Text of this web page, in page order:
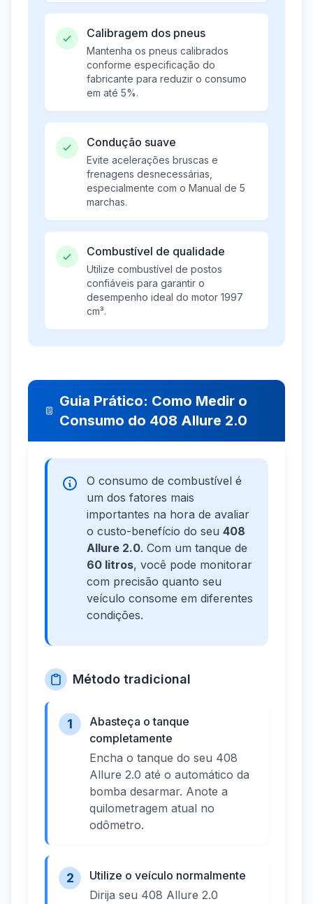
Calibragem dos pneus
Mantenha os pneus calibrados
conforme especificação do
fabricante para reduzir o consumo
em até 5%.
Condução suave
Evite acelerações bruscas e
frenagens desnecessárias,
especialmente com o Manual de 5
marchas.
Combustível de qualidade
Utilize combustível de postos
confiáveis para garantir o
desempenho ideal do motor 1997
cm³.
Guia Prático: Como Medir o
Consumo do 408 Allure 2.0
O consumo de combustível é
um dos fatores mais
importantes na hora de avaliar
o custo-benefício do seu 408
Allure 2.0. Com um tanque de
60 litros, você pode monitorar
com precisão quanto seu
veículo consome em diferentes
condições.
Método tradicional
1
Abasteça o tanque
completamente
Encha o tanque do seu 408
Allure 2.0 até o automático da
bomba desarmar. Anote a
quilometragem atual no
odômetro.
2
Utilize o veículo normalmente
Dirija seu 408 Allure 2.0